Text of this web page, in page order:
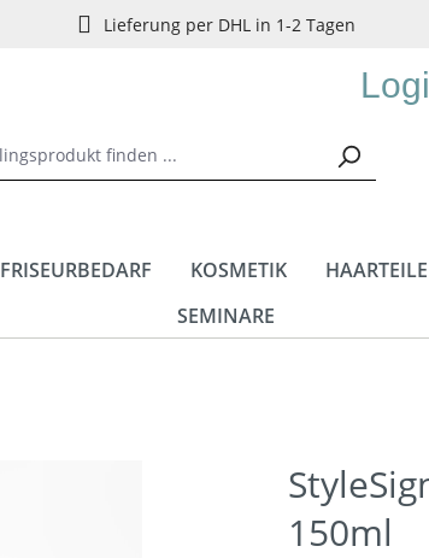
Lieferung per DHL in 1-2 Tagen
FRISEURBEDARF KOSMETIK HAARTEILE
SEMINARE
150ml